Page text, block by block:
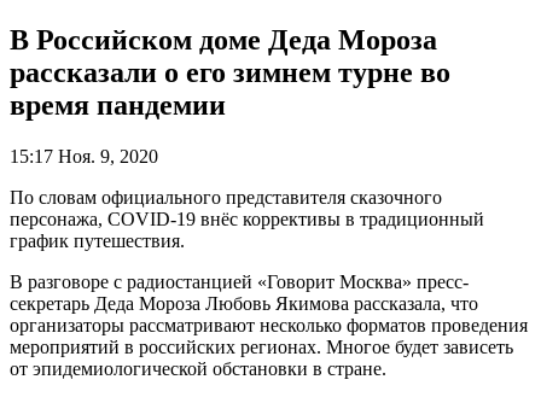
В Российском доме Деда Мороза
рассказали о его зимнем турне во
время пандемии
15:17 Ноя. 9, 2020
По словам официального представителя сказочного
персонажа, COVID-19 внёс коррективы в традиционный
график путешествия.
В разговоре с радиостанцией «Говорит Москва» пресс-
секретарь Деда Мороза Любовь Якимова рассказала, что
организаторы рассматривают несколько форматов проведения
мероприятий в российских регионах. Многое будет зависеть
от эпидемиологической обстановки в стране.